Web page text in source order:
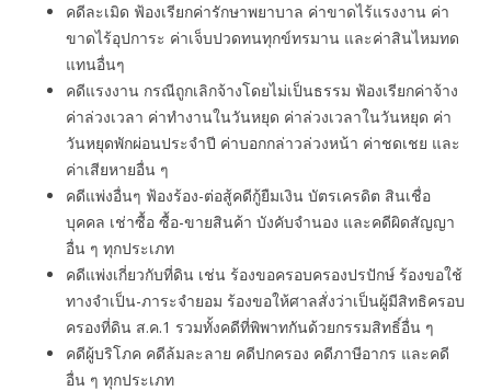
คดีละเมิด ฟ้องเรียกค่ารักษาพยาบาล ค่าขาดไร้แรงงาน ค่า
ขาดไร้อุปการะ ค่าเจ็บปวดทนทุกข์ทรมาน และค่าสินไหมทด
แทนอื่นๆ
คดีแรงงาน กรณีถูกเลิกจ้างโดยไม่เป็นธรรม ฟ้องเรียกค่าจ้าง
ค่าล่วงเวลา ค่าทํางานในวันหยุด ค่าล่วงเวลาในวันหยุด ค่า
วันหยุดพักผ่อนประจำปี ค่าบอกกล่าวล่วงหน้า ค่าชดเชย และ
ค่าเสียหายอื่น ๆ
คดีแพ่งอื่นๆ ฟ้องร้อง-ต่อสู้คดีกู้ยืมเงิน บัตรเครดิต สินเชื่อ
บุคคล เช่าซื้อ ซื้อ-ขายสินค้า บังคับจำนอง และคดีผิดสัญญา
อื่น ๆ ทุกประเภท
คดีแพ่งเกี่ยวกับที่ดิน เช่น ร้องขอครอบครองปรปักษ์ ร้องขอใช้
ทางจำเป็น-ภาระจำยอม ร้องขอให้ศาลสั่งว่าเป็นผู้มีสิทธิครอบ
ครองที่ดิน ส.ค.1 รวมทั้งคดีที่พิพาทกันด้วยกรรมสิทธิ์อื่น ๆ
คดีผู้บริโภค คดีล้มละลาย คดีปกครอง คดีภาษีอากร และคดี
อื่น ๆ ทุกประเภท